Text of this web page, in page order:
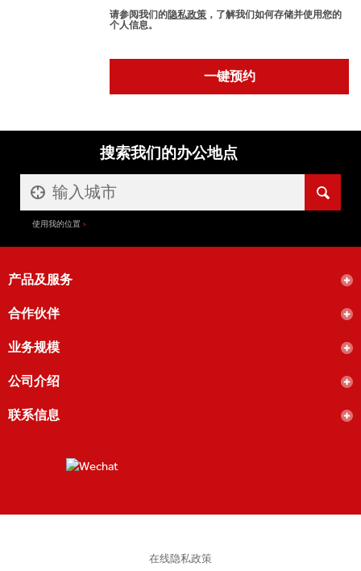
请参阅我们的隐私政策 ，了解我们如何存储并使用您的
个人信息。
搜索我们的办公地点
使用我的位置
产品及服务
合作伙伴
业务规模
公司介绍
联系信息
在线隐私政策